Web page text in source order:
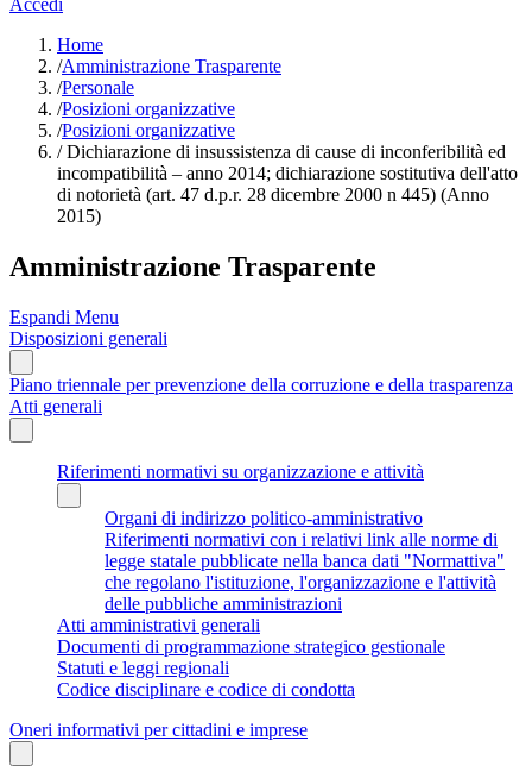
Accedi
Home
/Amministrazione Trasparente
/Personale
/Posizioni organizzative
/Posizioni organizzative
/Dichiarazione di insussistenza di cause di inconferibilità ed
incompatibilità – anno 2014; dichiarazione sostitutiva dell'atto
di notorietà (art. 47 d.p.r. 28 dicembre 2000 n 445) (Anno
2015)
Amministrazione Trasparente
Espandi Menu
Disposizioni generali
Piano triennale per prevenzione della corruzione e della trasparenza
Atti generali
Riferimenti normativi su organizzazione e attività
Organi di indirizzo politico-amministrativo
Riferimenti normativi con i relativi link alle norme di
legge statale pubblicate nella banca dati "Normattiva"
che regolano l'istituzione, l'organizzazione e l'attività
delle pubbliche amministrazioni
Atti amministrativi generali
Documenti di programmazione strategico gestionale
Statuti e leggi regionali
Codice disciplinare e codice di condotta
Oneri informativi per cittadini e imprese